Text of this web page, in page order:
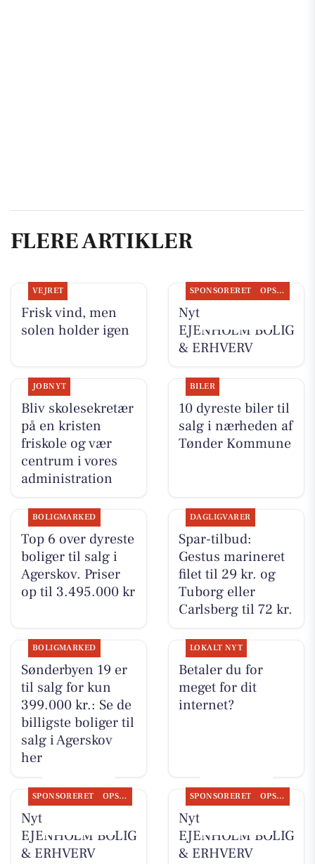
FLERE ARTIKLER
VEJRET
Frisk vind, men
solen holder igen
SPONSORERET OPSLAGSTAVLEN
Nyt fra
EJENHOLM BOLIG
& ERHVERV
JOBNYT
Bliv skolesekretær
på en kristen
friskole og vær
centrum i vores
administration
BILER
10 dyreste biler til
salg i nærheden af
Tønder Kommune
BOLIGMARKED
Top 6 over dyreste
boliger til salg i
Agerskov. Priser
op til 3.495.000 kr
DAGLIGVARER
Spar-tilbud:
Gestus marineret
filet til 29 kr. og
Tuborg eller
Carlsberg til 72 kr.
BOLIGMARKED
Sønderbyen 19 er
til salg for kun
399.000 kr.: Se de
billigste boliger til
salg i Agerskov
her
LOKALT NYT
Betaler du for
meget for dit
internet?
SPONSORERET OPSLAGSTAVLEN
Nyt fra
EJENHOLM BOLIG
& ERHVERV
SPONSORERET OPSLAGSTAVLEN
Nyt fra
EJENHOLM BOLIG
& ERHVERV